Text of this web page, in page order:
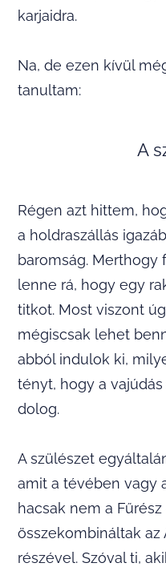
karjaidra.
Na, de ezen kívül
tanultam:
A
Régen azt hittem,
a holdraszállás
baromság.
lenne rá, hogy egy
titkot. Most viszont
mégiscsak lehet
abból indulok ki,
tényt, hogy a
dolog.
A szülészet
amit a tévében vagy
hacsak nem a
összekombináltak
részével. Szóval ti,